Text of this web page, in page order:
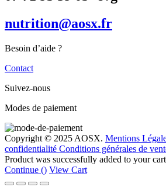
nutrition@aosx.fr
Besoin d’aide ?
Contact
Suivez-nous
Modes de paiement
Copyright © 2025 AOSX. Mentions
confidentialité Conditions générales de
Product was successfully added to your
Continue () View Cart